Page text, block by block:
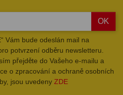
OK
Vám bude odeslán mail na
potvrzení odběru newsletteru.
přejděte do Vašeho e-mailu a
o zpracování a ochraně osobních
jsou uvedeny ZDE